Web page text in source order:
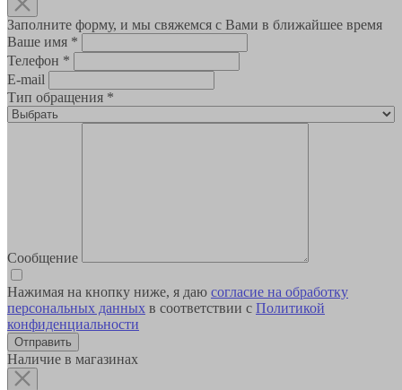
Заполните форму, и мы свяжемся с Вами в ближайшее время
Ваше имя *
Телефон *
E-mail
Тип обращения *
Сообщение
Нажимая на кнопку ниже, я даю согласие на обработку
персональных данных в соответствии с Политикой
конфиденциальности
Наличие в магазинах